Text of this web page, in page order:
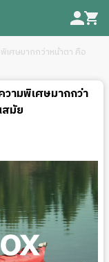
เศษมากกว่าหน้าตา คือ
ามพิเศษมากกว่า
สมัย